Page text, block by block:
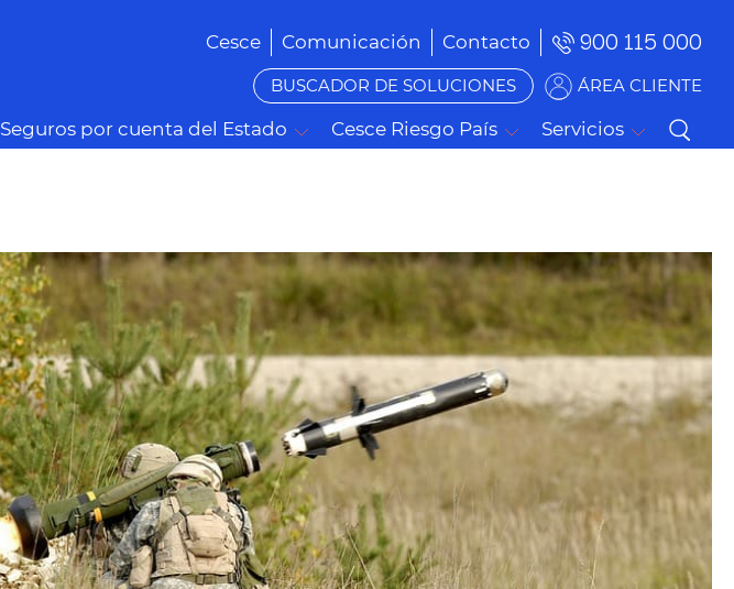
Cesce Comunicación Contacto 900 115 000
BUSCADOR DE SOLUCIONES ÁREA CLIENTE
Seguros por cuenta del Estado Cesce Riesgo País Servicios